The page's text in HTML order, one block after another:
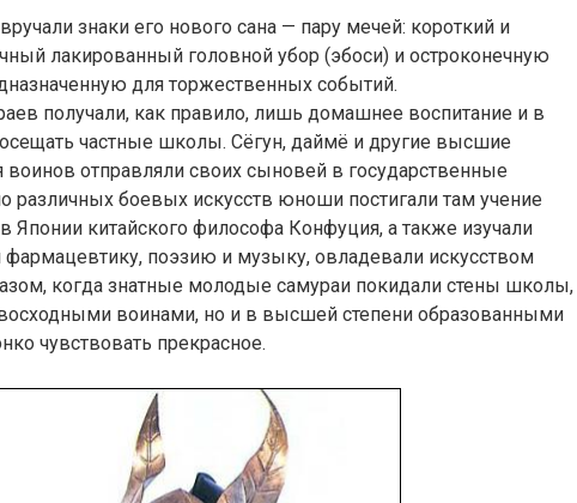
знаки его нового сана — пару мечей: короткий и
лакированный головной убор (эбоси) и остроконечную
для торжественных событий.
получали, как правило, лишь домашнее воспитание и в
частные школы. Сёгун, даймё и другие высшие
воинов отправляли своих сыновей в государственные
боевых искусств юноши постигали там учение
Японии китайского философа Конфуция, а также изучали
фармацевтику, поэзию и музыку, овладевали искусством
когда знатные молодые самураи покидали стены школы,
воинами, но и в высшей степени образованными
чувствовать прекрасное.